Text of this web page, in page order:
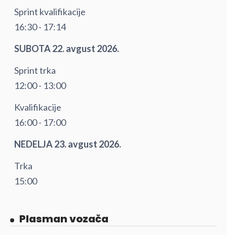
Sprint kvalifikacije
16:30 - 17:14
SUBOTA 22. avgust 2026.
Sprint trka
12:00 - 13:00
Kvalifikacije
16:00 - 17:00
NEDELJA 23. avgust 2026.
Trka
15:00
Plasman vozača